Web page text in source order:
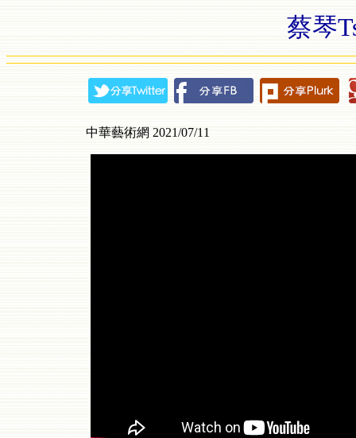
蔡琴
中華藝術網 2021/07/11